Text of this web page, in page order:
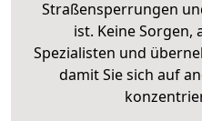
Straßensperrungen
ist. Keine Sorgen,
Spezialisten und
damit Sie sich auf